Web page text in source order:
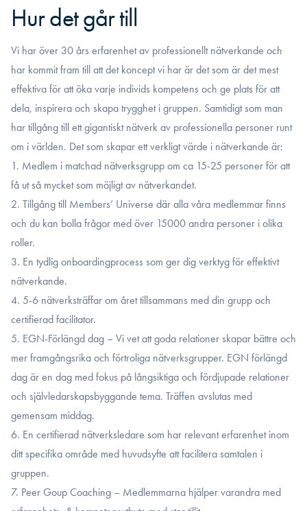
Hur det går till
Vi har över 30 års erfarenhet av professionellt nätverkande och
har kommit fram till att det koncept vi har är det som är det mest
effektiva för att öka varje individs kompetens och ge plats för att
dela, inspirera och skapa trygghet i gruppen. Samtidigt som man
har tillgång till ett gigantiskt nätverk av professionella personer runt
om i världen. Det som skapar ett verkligt värde i nätverkande är:
1. Medlem i matchad nätverksgrupp om ca 15-25 personer för att
få ut så mycket som möjligt av nätverkandet.
2. Tillgång till Members’ Universe där alla våra medlemmar finns
och du kan bolla frågor med över 15000 andra personer i olika
roller.
3. En tydlig onboardingprocess som ger dig verktyg för effektivt
nätverkande.
4. 5-6 nätverksträffar om året tillsammans med din grupp och
certifierad facilitator.
5. EGN-Förlängd dag – Vi vet att goda relationer skapar bättre och
mer framgångsrika och förtroliga nätverksgrupper. EGN förlängd
dag är en dag med fokus på långsiktiga och fördjupade relationer
och självledarskapsbyggande tema. Träffen avslutas med
gemensam middag.
6. En certifierad nätverksledare som har relevant erfarenhet inom
ditt specifika område med huvudsyfte att facilitera samtalen i
gruppen.
7. Peer Goup Coaching – Medlemmarna hjälper varandra med